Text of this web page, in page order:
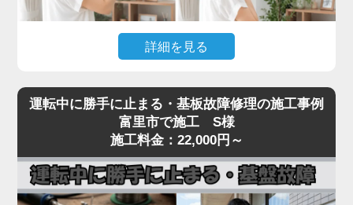
ト）・漏れ箇所の修理・冷媒ガスの補充まで一貫対
応。R32・R410Aどちらの冷媒にも対応しておりま
き付き、本体交換が必要な高額修理に発展します。
冷房・暖房の効きが急に悪くなったと感じたら、お
早めにご相談ください。
詳細を見る
応がないといった症状は、リモコン受光基板の故
障、本体の電源基板の故障、内部ヒューズの切断ま
で、原因が幅広いトラブルです。
見た目では原因の切り分けが困難で、無理に何度も
電源を入れ直すと、生きていた他の基板まで巻き込
運転中に勝手に止まる・基板故障修理の施工事例
富里市で施工 S様
施工料金：22,000円～